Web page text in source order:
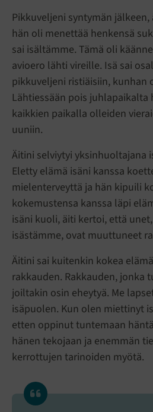
Pikkuveljeni syntymän
hän oli menettää henkensä
sai isältämme. Tämä oli
avioero lähti vireille. Isä sai
pikkuveljeni ristiäisiin, kunhan
Lähtiessään pois
kaikkien paikalla olleiden
uuniin.
Äitini selviytyi yksinhuoltajana
Eletty elämä isäni kanssa
mielenterveyttä ja hän kipuili
kokemustensa kanssa läpi
isäni kuoli, äiti kertoi, että
isästämme, ovat muuttuneet
Äitini sai kuitenkin kokea
rakkauden. Rakkauden, jonka
joiltakin osin eheytyä. Me
isäpuolen. Kun olen miettinyt
etten oppinut tuntemaan
hänen tekojaan ja enemmän
kerrottujen tarinoiden myötä.